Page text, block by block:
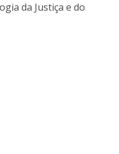
da Justiça e do